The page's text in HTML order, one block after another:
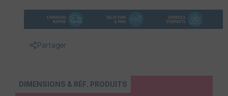
Partager
DIMENSIONS & RÉF. PRODUITS